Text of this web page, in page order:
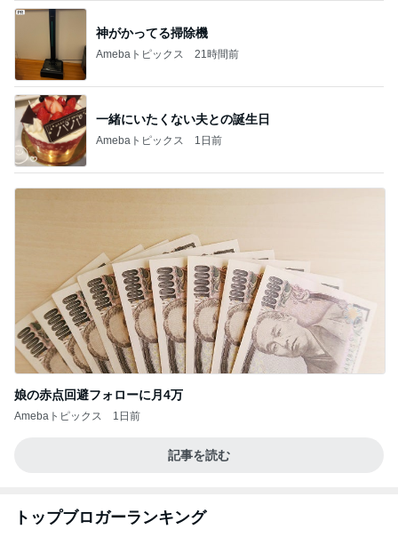
神がかってる掃除機
Amebaトピックス 21時間前
一緒にいたくない夫との誕生日
Amebaトピックス 1日前
娘の赤点回避フォローに月4万
Amebaトピックス 1日前
記事を読む
トップブロガーランキング